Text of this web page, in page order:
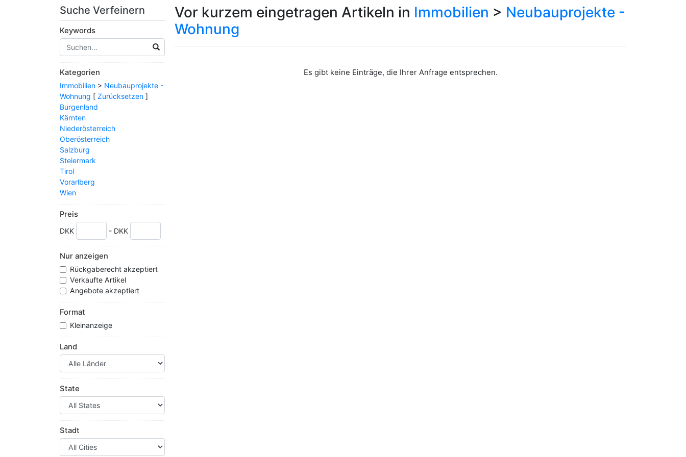
Suche Verfeinern
Keywords
Kategorien
Immobilien > Neubauprojekte -
Wohnung [ Zurücksetzen ]
Burgenland
Kärnten
Niederösterreich
Oberösterreich
Salzburg
Steiermark
Tirol
Vorarlberg
Wien
Preis
DKK - DKK
Nur anzeigen
Rückgaberecht akzeptiert
Verkaufte Artikel
Angebote akzeptiert
Format
Kleinanzeige
Land
State
Stadt
Vor kurzem eingetragen Artikeln in Immobilien > Neubauprojekte -
Wohnung
Es gibt keine Einträge, die Ihrer Anfrage entsprechen.